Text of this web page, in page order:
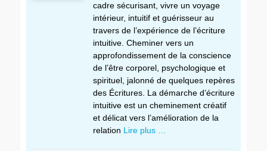
cadre sécurisant, vivre un voyage
intérieur, intuitif et guérisseur au
travers de l’expérience de l’écriture
intuitive. Cheminer vers un
approfondissement de la conscience
de l’être corporel, psychologique et
spirituel, jalonné de quelques repères
des Écritures. La démarche d’écriture
intuitive est un cheminement créatif
et délicat vers l’amélioration de la
relation Lire plus …